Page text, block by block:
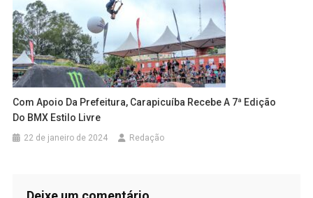
Com Apoio Da Prefeitura, Carapicuíba Recebe A 7ª Edição
Do BMX Estilo Livre
22 de janeiro de 2024 Redação